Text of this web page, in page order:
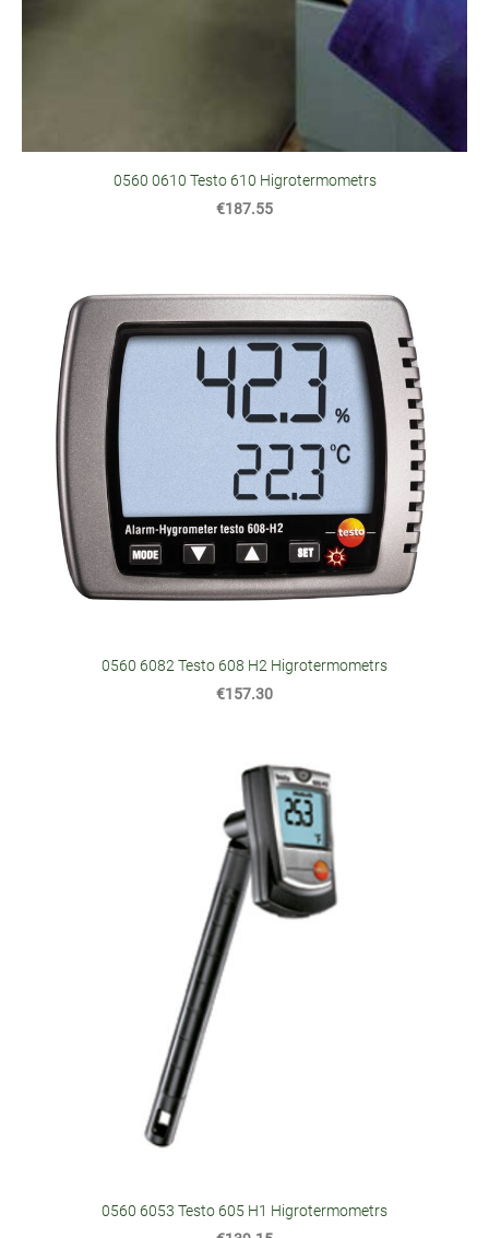
0560 0610 Testo 610 Higrotermometrs
€187.55
0560 6082 Testo 608 H2 Higrotermometrs
€157.30
0560 6053 Testo 605 H1 Higrotermometrs